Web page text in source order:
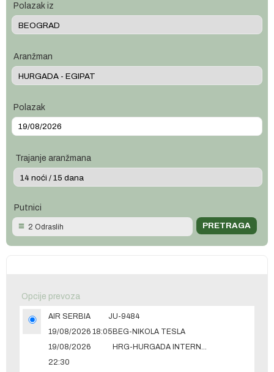
Polazak iz
Aranžman
Polazak
Trajanje aranžmana
Putnici
2 Odraslih
Opcije prevoza
AIR SERBIA
JU-9484
19/08/2026 18:05BEG-NIKOLA TESLA
19/08/2026
22:30